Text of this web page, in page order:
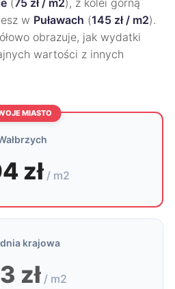
(75 zł / m2), z kolei górną
w Puławach (145 zł / m2).
obrazuje, jak wydatki
wartości z innych
MIASTO
zł / m2
krajowa
zł / m2